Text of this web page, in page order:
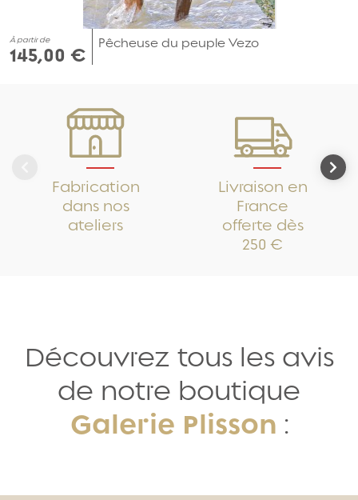
À partir de
145,00 €
Pêcheuse du peuple Vezo
Fabrication
dans nos
ateliers
Livraison en
France
offerte dès
250 €
Découvrez tous les avis
de notre boutique
Galerie Plisson :